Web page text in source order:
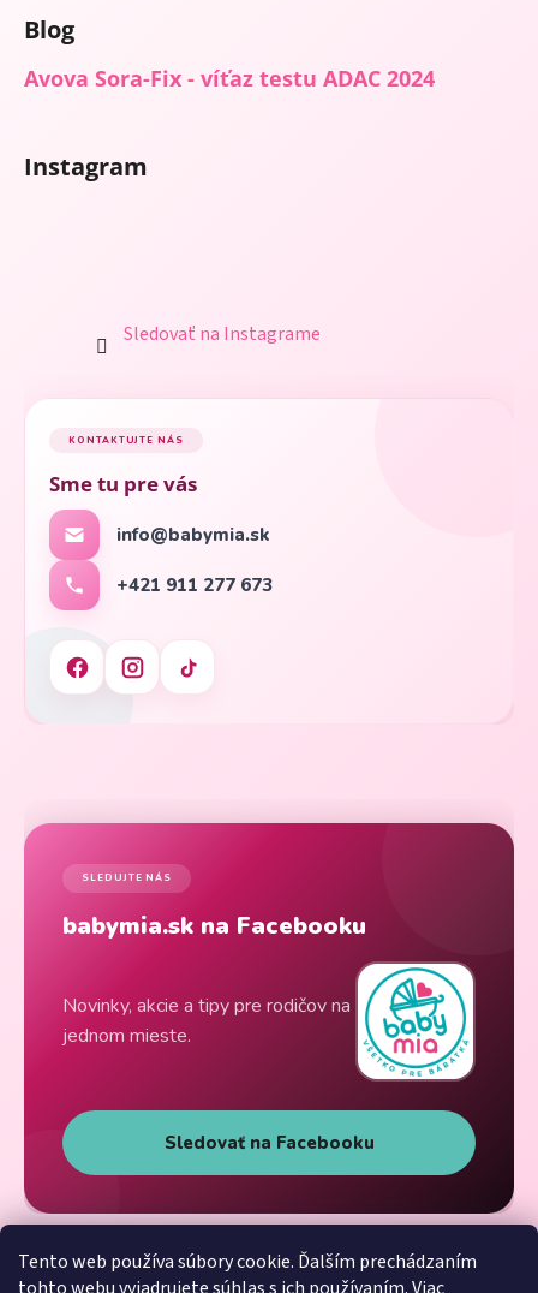
Tento web používa súbory cookie. Ďalším prechádzaním
Blog
Avova Sora-Fix - víťaz testu ADAC 2024
Instagram
Sledovať na Instagrame
KONTAKTUJTE NÁS
Sme tu pre vás
info@babymia.sk
+421 911 277 673
SLEDUJTE NÁS
babymia.sk na Facebooku
Novinky, akcie a tipy pre rodičov na
jednom mieste.
Sledovať na Facebooku